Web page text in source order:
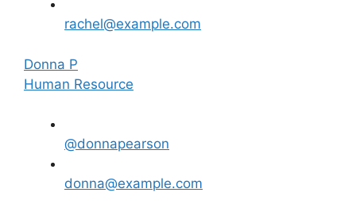
rachel@example.com
Donna P
Human Resource
@donnapearson
donna@example.com